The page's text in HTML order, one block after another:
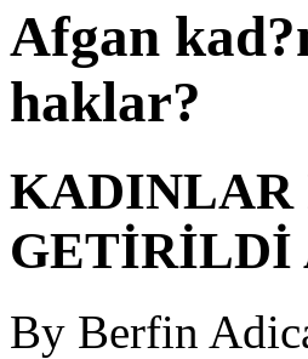
Afgan
haklar?
KADINLAR
GETİRİLDİ
By Berfin